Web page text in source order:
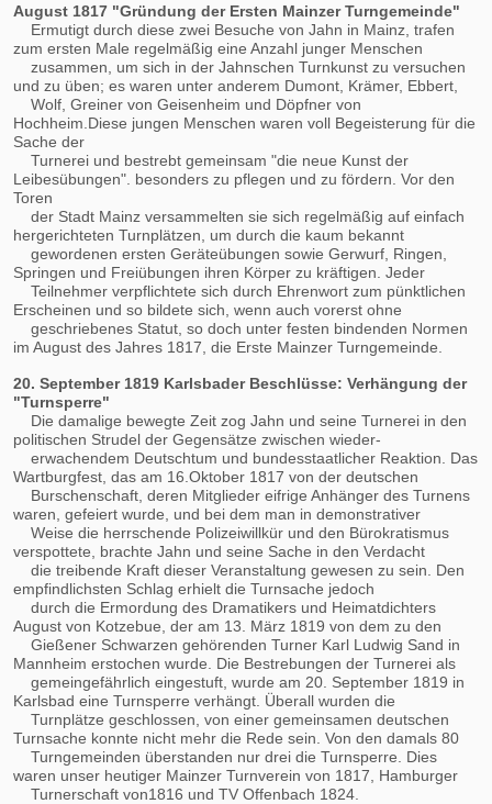
August 1817 "Gründung der Ersten Mainzer Turngemeinde"
Ermutigt durch diese zwei Besuche von Jahn in Mainz, trafen
zum ersten Male regelmäßig eine Anzahl junger Menschen
zusammen, um sich in der Jahnschen Turnkunst zu versuchen
und zu üben; es waren unter anderem Dumont, Krämer, Ebbert,
Wolf, Greiner von Geisenheim und Döpfner von
Hochheim.Diese jungen Menschen waren voll Begeisterung für die
Sache der
Turnerei und bestrebt gemeinsam "die neue Kunst der
Leibesübungen". besonders zu pflegen und zu fördern. Vor den
Toren
der Stadt Mainz versammelten sie sich regelmäßig auf einfach
hergerichteten Turnplätzen, um durch die kaum bekannt
gewordenen ersten Geräteübungen sowie Gerwurf, Ringen,
Springen und Freiübungen ihren Körper zu kräftigen. Jeder
Teilnehmer verpflichtete sich durch Ehrenwort zum pünktlichen
Erscheinen und so bildete sich, wenn auch vorerst ohne
geschriebenes Statut, so doch unter festen bindenden Normen
im August des Jahres 1817, die Erste Mainzer Turngemeinde.
20. September 1819 Karlsbader Beschlüsse: Verhängung der
"Turnsperre"
Die damalige bewegte Zeit zog Jahn und seine Turnerei in den
politischen Strudel der Gegensätze zwischen wieder-
erwachendem Deutschtum und bundesstaatlicher Reaktion. Das
Wartburgfest, das am 16.Oktober 1817 von der deutschen
Burschenschaft, deren Mitglieder eifrige Anhänger des Turnens
waren, gefeiert wurde, und bei dem man in demonstrativer
Weise die herrschende Polizeiwillkür und den Bürokratismus
verspottete, brachte Jahn und seine Sache in den Verdacht
die treibende Kraft dieser Veranstaltung gewesen zu sein. Den
empfindlichsten Schlag erhielt die Turnsache jedoch
durch die Ermordung des Dramatikers und Heimatdichters
August von Kotzebue, der am 13. März 1819 von dem zu den
Gießener Schwarzen gehörenden Turner Karl Ludwig Sand in
Mannheim erstochen wurde. Die Bestrebungen der Turnerei als
gemeingefährlich eingestuft, wurde am 20. September 1819 in
Karlsbad eine Turnsperre verhängt. Überall wurden die
Turnplätze geschlossen, von einer gemeinsamen deutschen
Turnsache konnte nicht mehr die Rede sein. Von den damals 80
Turngemeinden überstanden nur drei die Turnsperre. Dies
waren unser heutiger Mainzer Turnverein von 1817, Hamburger
Turnerschaft von1816 und TV Offenbach 1824.